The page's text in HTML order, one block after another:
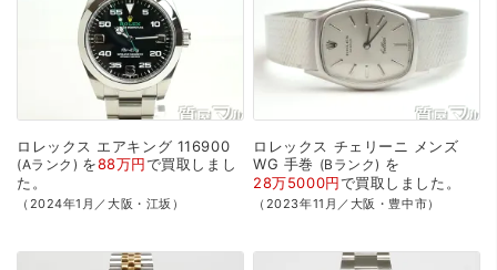
ロレックス エアキング 116900
Aランク を88万円で買取 しまし
た。
（2024年1月／大阪・江坂）
ロレックス チェリーニ
メンズ
WG 手巻 Bランク
を
28万5000円で買取 しました。
（2023年11月／大阪・豊中市）